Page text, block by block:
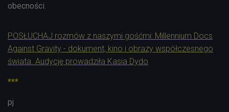
obecności.
POSŁUCHAJ rozmów z naszymi gośćmi: Millennium Docs
Against Gravity - dokument, kino i obrazy współczesnego
świata. Audycję prowadziła Kasia Dydo
***
pj